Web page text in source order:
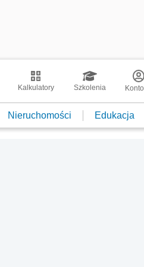
Kalkulatory Szkolenia Konto
Nieruchomości Edukacja